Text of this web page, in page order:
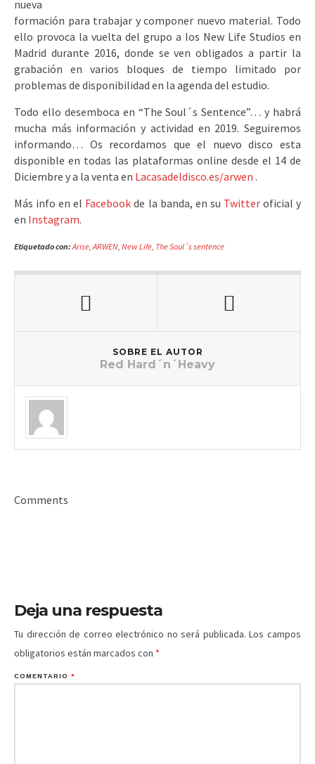
nueva
formación para trabajar y componer nuevo material. Todo
ello provoca la vuelta del grupo a los New Life Studios en
Madrid durante 2016, donde se ven obligados a partir la
grabación en varios bloques de tiempo limitado por
problemas de disponibilidad en la agenda del estudio.
Todo ello desemboca en “The Soul´s Sentence”… y habrá
mucha más información y actividad en 2019. Seguiremos
informando… Os recordamos que el nuevo disco esta
disponible en todas las plataformas online desde el 14 de
Diciembre y a la venta en Lacasadeldisco.es/arwen .
Más info en el Facebook de la banda, en su Twitteroficial y
en Instagram.
Etiquetado con: Arise,ARWEN, New Life, The Soul´s sentence
SOBRE EL AUTOR
Red Hard´n´Heavy
Comments
Deja una respuesta
Tu dirección de correo electrónico no será publicada. Los campos
obligatorios están marcados con *
COMENTARIO *